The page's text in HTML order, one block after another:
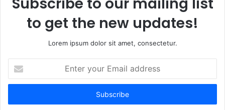
to get the new updates!
Lorem ipsum dolor sit amet, consectetur.
your
Email